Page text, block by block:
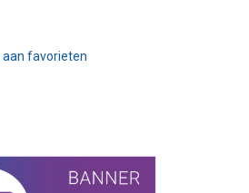
aan favorieten